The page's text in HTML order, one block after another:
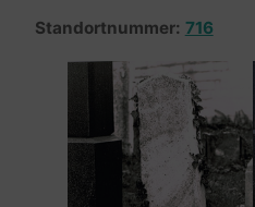
Standortnummer: 716